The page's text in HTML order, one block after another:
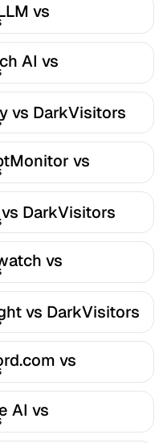
vs
AI vs
vs DarkVisitors
vs
DarkVisitors
vs
vs DarkVisitors
vs
AI vs